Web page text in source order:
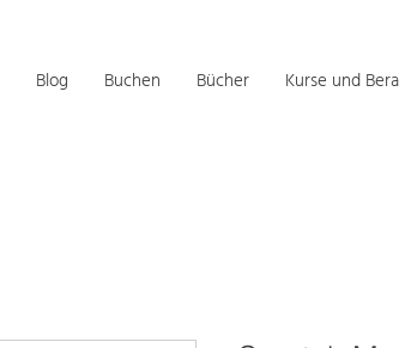
Blog Buchen Bücher Kurse und